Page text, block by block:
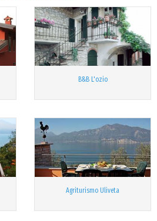
B&B L'ozio
Agriturismo Uliveta